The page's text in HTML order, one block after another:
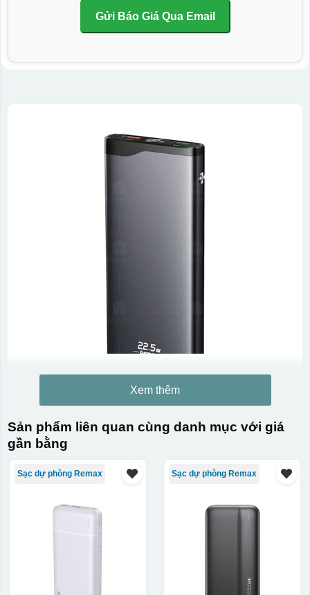
Gửi Báo Giá Qua Email
Xem thêm
Sản phẩm liên quan cùng danh mục với giá
gần bằng
Sạc dự phòng Remax Sạc dự phòng Remax